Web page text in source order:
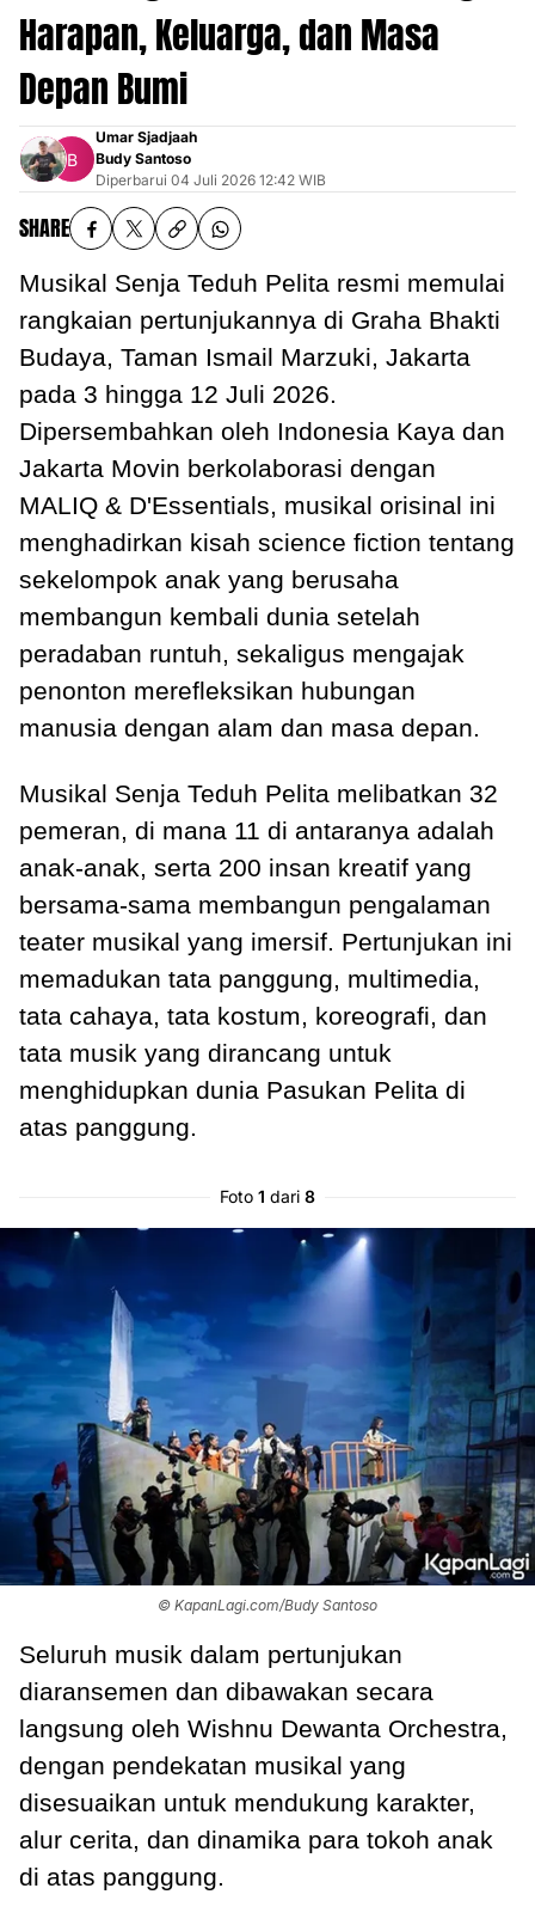
Harapan, Keluarga, dan Masa
Depan Bumi
Umar Sjadjaah
Budy Santoso
Diperbarui 04 Juli 2026 12:42 WIB
SHARE
Musikal Senja Teduh Pelita resmi memulai
rangkaian pertunjukannya di Graha Bhakti
Budaya, Taman Ismail Marzuki, Jakarta
pada 3 hingga 12 Juli 2026.
Dipersembahkan oleh Indonesia Kaya dan
Jakarta Movin berkolaborasi dengan
MALIQ & D'Essentials, musikal orisinal ini
menghadirkan kisah science fiction tentang
sekelompok anak yang berusaha
membangun kembali dunia setelah
peradaban runtuh, sekaligus mengajak
penonton merefleksikan hubungan
manusia dengan alam dan masa depan.
Musikal Senja Teduh Pelita melibatkan 32
pemeran, di mana 11 di antaranya adalah
anak-anak, serta 200 insan kreatif yang
bersama-sama membangun pengalaman
teater musikal yang imersif. Pertunjukan ini
memadukan tata panggung, multimedia,
tata cahaya, tata kostum, koreografi, dan
tata musik yang dirancang untuk
menghidupkan dunia Pasukan Pelita di
atas panggung.
Foto 1 dari 8
© KapanLagi.com/Budy Santoso
Seluruh musik dalam pertunjukan
diaransemen dan dibawakan secara
langsung oleh Wishnu Dewanta Orchestra,
dengan pendekatan musikal yang
disesuaikan untuk mendukung karakter,
alur cerita, dan dinamika para tokoh anak
di atas panggung.